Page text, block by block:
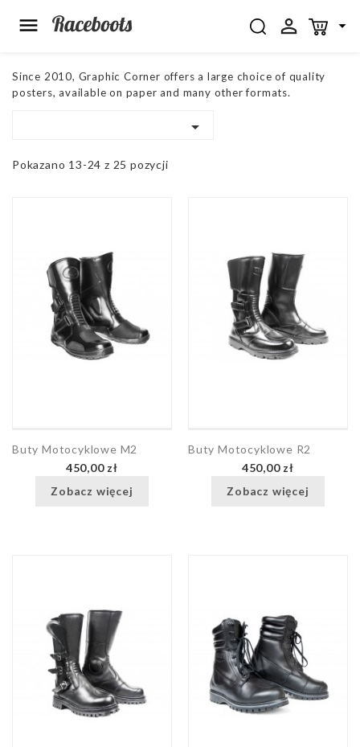
 

Since 2010, Graphic Corner offers a large choice of quality
posters, available on paper and many other formats.

Pokazano 13-24 z 25 pozycji
Buty Motocyklowe M2
450,00 zł
Zobacz więcej
Buty Motocyklowe R2
450,00 zł
Zobacz więcej